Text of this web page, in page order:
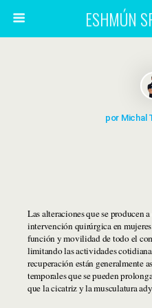
ESHMÚN
por Michal
Las alteraciones que se producen
intervención quirúrgica en
función y movilidad de todo el
limitando las actividades
recuperación están generalmente
temporales que se pueden
que la cicatriz y la musculatura